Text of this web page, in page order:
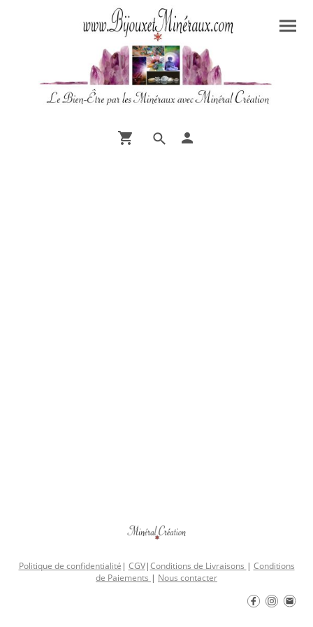
Politique de confidentialité | CGV|Conditions de Livraisons | Conditions
de Paiements | Nous contacter